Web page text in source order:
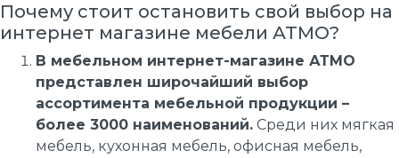
Почему стоит остановить свой выбор на
интернет магазине мебели АТМО?
В мебельном интернет-магазине АТМО
представлен широчайший выбор
ассортимента мебельной продукции –
более 3000 наименований. Среди них мягкая
мебель, кухонная мебель, офисная мебель,